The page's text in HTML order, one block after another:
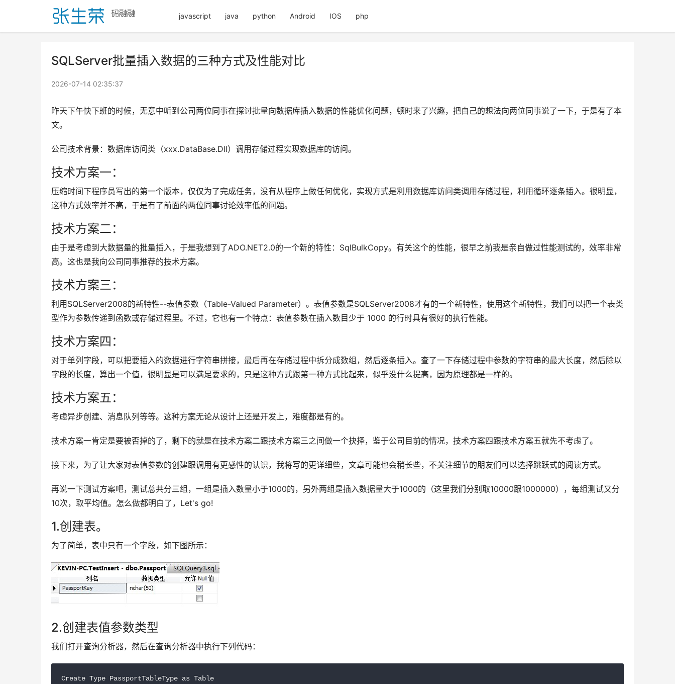
javascript java python Android IOS php
SQLServer批量插入数据的三种方式及性能对比
2026-07-14 02:35:37
昨天下午快下班的时候，无意中听到公司两位同事在探讨批量向数据库插入数据的性能优化问题，顿时来了兴趣，把自己的想法向两位同事说了一下，于是有了本
文。
公司技术背景：数据库访问类（xxx.DataBase.Dll）调用存储过程实现数据库的访问。
技术方案一：
压缩时间下程序员写出的第一个版本，仅仅为了完成任务，没有从程序上做任何优化，实现方式是利用数据库访问类调用存储过程，利用循环逐条插入。很明显，
这种方式效率并不高，于是有了前面的两位同事讨论效率低的问题。
技术方案二：
由于是考虑到大数据量的批量插入，于是我想到了ADO.NET2.0的一个新的特性：SqlBulkCopy。有关这个的性能，很早之前我是亲自做过性能测试的，效率非常
高。这也是我向公司同事推荐的技术方案。
技术方案三：
利用SQLServer2008的新特性--表值参数（Table-Valued Parameter）。表值参数是SQLServer2008才有的一个新特性，使用这个新特性，我们可以把一个表类
型作为参数传递到函数或存储过程里。不过，它也有一个特点：表值参数在插入数目少于 1000 的行时具有很好的执行性能。
技术方案四：
对于单列字段，可以把要插入的数据进行字符串拼接，最后再在存储过程中拆分成数组，然后逐条插入。查了一下存储过程中参数的字符串的最大长度，然后除以
字段的长度，算出一个值，很明显是可以满足要求的，只是这种方式跟第一种方式比起来，似乎没什么提高，因为原理都是一样的。
技术方案五：
考虑异步创建、消息队列等等。这种方案无论从设计上还是开发上，难度都是有的。
技术方案一肯定是要被否掉的了，剩下的就是在技术方案二跟技术方案三之间做一个抉择，鉴于公司目前的情况，技术方案四跟技术方案五就先不考虑了。
接下来，为了让大家对表值参数的创建跟调用有更感性的认识，我将写的更详细些，文章可能也会稍长些，不关注细节的朋友们可以选择跳跃式的阅读方式。
再说一下测试方案吧，测试总共分三组，一组是插入数量小于1000的，另外两组是插入数据量大于1000的（这里我们分别取10000跟1000000），每组测试又分
10次，取平均值。怎么做都明白了，Let's go!
1.创建表。
为了简单，表中只有一个字段，如下图所示：
2.创建表值参数类型
我们打开查询分析器，然后在查询分析器中执行下列代码：
Create Type PassportTableType as Table